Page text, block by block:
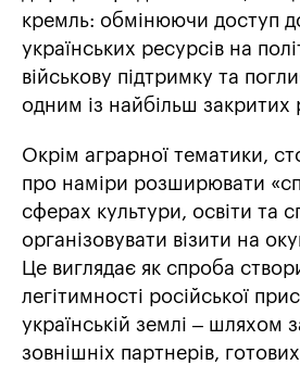
кремль: обмінюючи доступ
українських ресурсів на
військову підтримку та
одним із найбільш закритих
Окрім аграрної тематики,
про наміри розширювати
сферах культури, освіти та
організовувати візити на
Це виглядає як спроба
легітимності російської
українській землі – шляхом
зовнішніх партнерів,